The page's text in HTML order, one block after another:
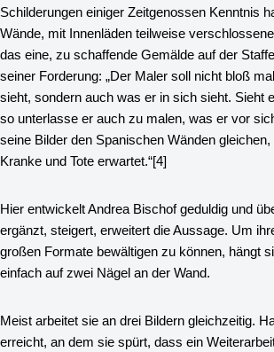
Schilderungen einiger Zeitgenossen Kenntnis
Wände, mit Innenläden teilweise
das eine, zu schaffende Gemälde auf der
seiner Forderung: „Der Maler soll nicht bloß
sieht, sondern auch was er in sich sieht. Sieht
so unterlasse er auch zu malen, was er vor
seine Bilder den Spanischen Wänden
Kranke und Tote erwartet.“[4]
Hier entwickelt Andrea Bischof geduldig und
ergänzt, steigert, erweitert die Aussage. Um
großen Formate bewältigen zu können, hängt
einfach auf zwei Nägel an der Wand.
Meist arbeitet sie an drei Bildern gleichzeitig.
erreicht, an dem sie spürt, dass ein